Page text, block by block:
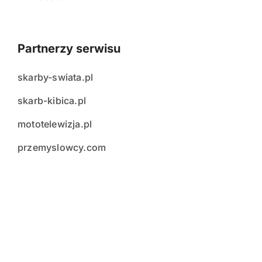
Partnerzy serwisu
skarby-swiata.pl
skarb-kibica.pl
mototelewizja.pl
przemyslowcy.com